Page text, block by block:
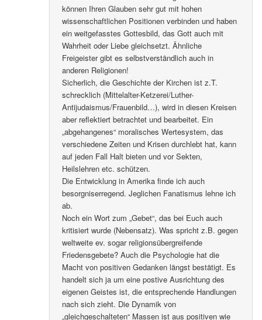
können Ihren Glauben sehr gut mit hohen
wissenschaftlichen Positionen verbinden und haben
ein weitgefasstes Gottesbild, das Gott auch mit
Wahrheit oder Liebe gleichsetzt. Ähnliche
Freigeister gibt es selbstverständlich auch in
anderen Religionen!
Sicherlich, die Geschichte der Kirchen ist z.T.
schrecklich (Mittelalter-Ketzerei/Luther-
Antijudaismus/Frauenbild…), wird in diesen Kreisen
aber reflektiert betrachtet und bearbeitet. Ein
„abgehangenes“ moralisches Wertesystem, das
verschiedene Zeiten und Krisen durchlebt hat, kann
auf jeden Fall Halt bieten und vor Sekten,
Heilslehren etc. schützen.
Die Entwicklung in Amerika finde ich auch
besorgniserregend. Jeglichen Fanatismus lehne ich
ab.
Noch ein Wort zum „Gebet“, das bei Euch auch
kritisiert wurde (Nebensatz). Was spricht z.B. gegen
weltweite ev. sogar religionsübergreifende
Friedensgebete? Auch die Psychologie hat die
Macht von positiven Gedanken längst bestätigt. Es
handelt sich ja um eine postive Ausrichtung des
eigenen Geistes ist, die entsprechende Handlungen
nach sich zieht. Die Dynamik von
„gleichgeschalteten“ Massen ist aus positiven wie